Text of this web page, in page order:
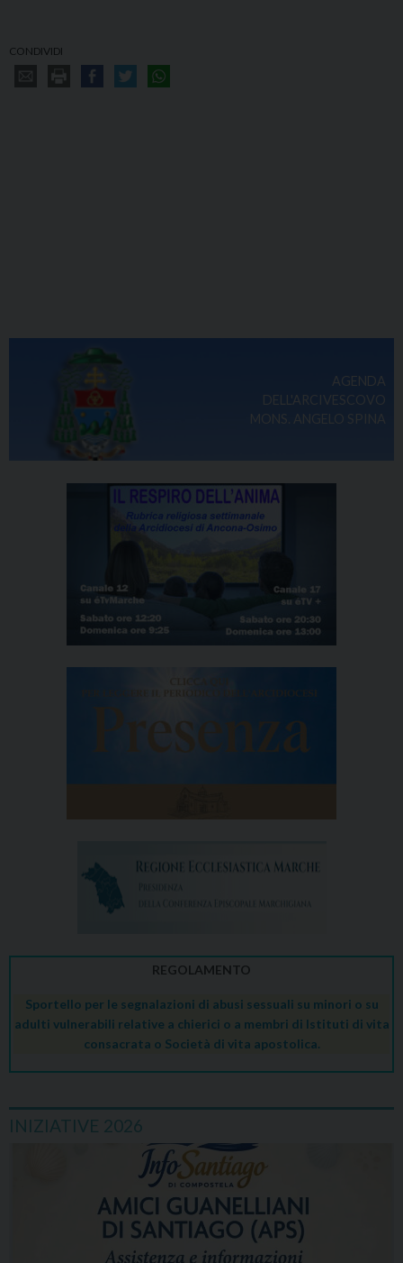
CONDIVIDI
AGENDA
DELL'ARCIVESCOVO
MONS. ANGELO SPINA
REGOLAMENTO
Sportello per le segnalazioni di abusi sessuali su minori o su
adulti vulnerabili relative a chierici o a membri di Istituti di vita
consacrata o Società di vita apostolica.
INIZIATIVE 2026